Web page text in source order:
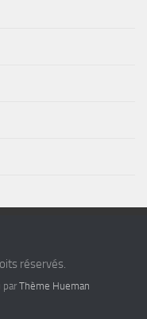
réservés.
par Thème Hueman